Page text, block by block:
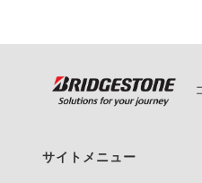
サイトメニュー